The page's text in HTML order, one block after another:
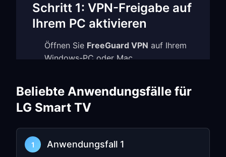
Schritt 1: VPN-Freigabe auf
Ihrem PC aktivieren
Öffnen Sie FreeGuard VPN auf Ihrem
Windows-PC oder Mac
SieTUN Mode
Aktivieren Sie
192.168.1.5:7890 )
Beliebte Anwendungsfälle für
LG Smart TV
1 Anwendungsfall 1